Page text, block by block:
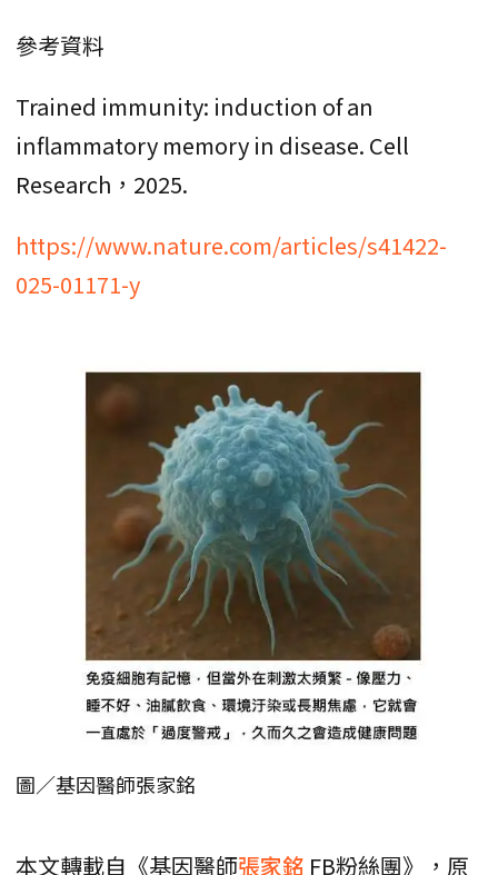
參考資料
Trained immunity: induction of an
inflammatory memory in disease. Cell
Research，2025.
https://www.nature.com/articles/s41422-
025-01171-y
圖／基因醫師張家銘
本文轉載自《基因醫師張家銘 FB粉絲團》，原